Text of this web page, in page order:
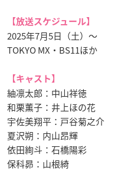
【放送スケジュール】
2025年7月5日（土）～
TOKYO MX・BS11ほか
【キャスト】
紬凛太郎：中山祥徳
和栗薫子：井上ほの花
宇佐美翔平：戸谷菊之介
夏沢朔：内山昂輝
依田絢斗：石橋陽彩
保科昴：山根綺